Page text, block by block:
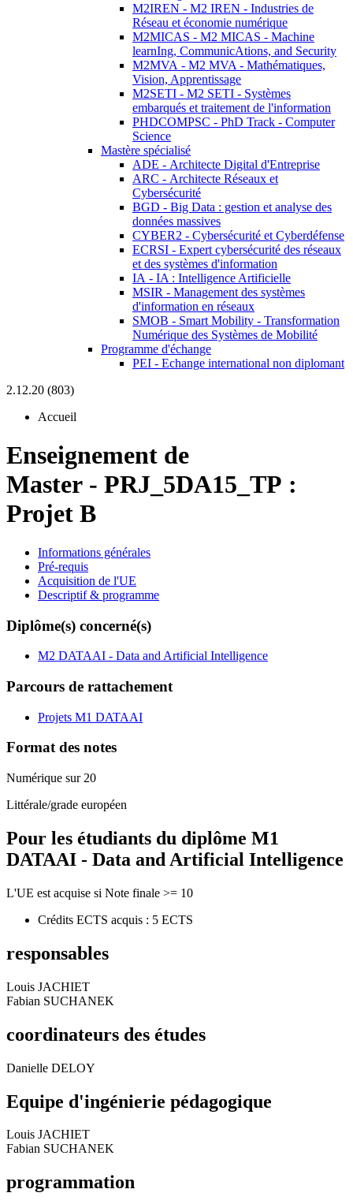
M2IREN - M2 IREN - Industries de
Réseau et économie numérique
M2MICAS - M2 MICAS - Machine
learnIng, CommunicAtions, and Security
M2MVA - M2 MVA - Mathématiques,
Vision, Apprentissage
M2SETI - M2 SETI - Systèmes
embarqués et traitement de l'information
PHDCOMPSC - PhD Track - Computer
Science
Mastère spécialisé
ADE - Architecte Digital d'Entreprise
ARC - Architecte Réseaux et
Cybersécurité
BGD - Big Data : gestion et analyse des
données massives
CYBER2 - Cybersécurité et Cyberdéfense
ECRSI - Expert cybersécurité des réseaux
et des systèmes d'information
IA - IA : Intelligence Artificielle
MSIR - Management des systèmes
d'information en réseaux
SMOB - Smart Mobility - Transformation
Numérique des Systèmes de Mobilité
Programme d'échange
PEI - Echange international non diplomant
2.12.20 (803)
Accueil
Enseignement de
Master - PRJ_5DA15_TP :
Projet B
Informations générales
Pré-requis
Acquisition de l'UE
Descriptif & programme
Diplôme(s) concerné(s)
M2 DATAAI - Data and Artificial Intelligence
Parcours de rattachement
Projets M1 DATAAI
Format des notes
Numérique sur 20
Littérale/grade européen
Pour les étudiants du diplôme M1
DATAAI - Data and Artificial Intelligence
L'UE est acquise si Note finale >= 10
Crédits ECTS acquis : 5 ECTS
responsables
Louis JACHIET
Fabian SUCHANEK
coordinateurs des études
Danielle DELOY
Equipe d'ingénierie pédagogique
Louis JACHIET
Fabian SUCHANEK
programmation